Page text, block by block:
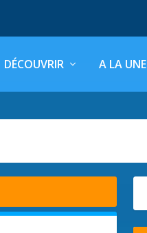
DÉCOUVRIR A LA UNE